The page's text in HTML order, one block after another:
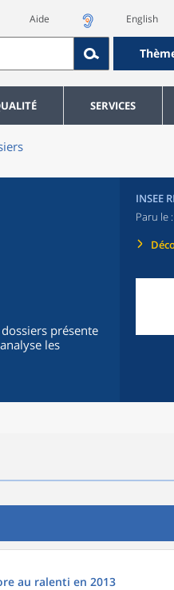
Aide English
SERVICES
présente
les
INSEE
Paru le
au ralenti en 2013